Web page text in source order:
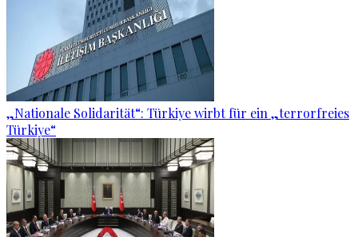
„Nationale Solidarität“: Türkiye wirbt für ein „terrorfreies
Türkiye“